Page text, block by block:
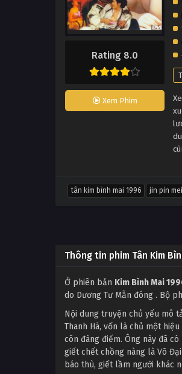
Rating 8.0
Xem Phim
tân kim bình mai 1996 jin pin
Thông tin phim Tân Kim
Ở phiên bản Kim Bình Mai
do Dương Tư Mẫn đóng . Bộ
Nội dung truyện chủ yếu mô
Thanh Hà, vốn là chủ một
côn đàng điếm. Ông này đã
giết chết chồng nàng là Võ
báo thù, giết lầm người khác